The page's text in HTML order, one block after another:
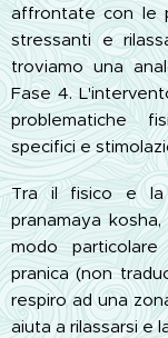
affrontate con le
stressanti e
troviamo una
Fase 4.
problematiche
specifici e
Tra il fisico e la
pranamaya
modo
pranica (non
respiro ad una
aiuta a rilassarsi e